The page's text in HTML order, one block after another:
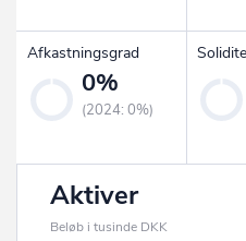
Afkastningsgrad
0%
(2024: 0%)
Aktiver
Beløb i tusinde DKK